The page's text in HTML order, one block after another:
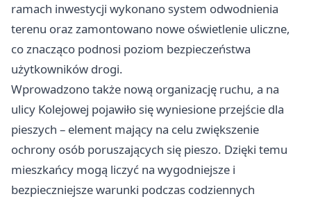
ramach inwestycji wykonano system odwodnienia
terenu oraz zamontowano nowe oświetlenie uliczne,
co znacząco podnosi poziom bezpieczeństwa
użytkowników drogi.
Wprowadzono także nową organizację ruchu, a na
ulicy Kolejowej pojawiło się wyniesione przejście dla
pieszych – element mający na celu zwiększenie
ochrony osób poruszających się pieszo. Dzięki temu
mieszkańcy mogą liczyć na wygodniejsze i
bezpieczniejsze warunki podczas codziennych